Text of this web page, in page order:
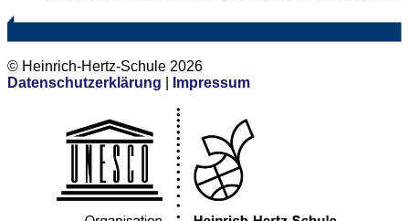
© Heinrich-Hertz-Schule 2026
Datenschutzerklärung
Impressum